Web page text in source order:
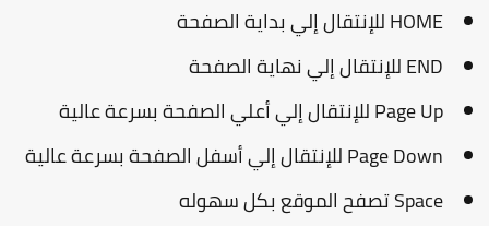
HOME للإنتقال إلي بداية الصفحة
END للإنتقال إلي نهاية الصفحة
Page Up للإنتقال إلي أعلي الصفحة بسرعة عالية
Page Down للإنتقال إلي أسفل الصفحة بسرعة عالية
Space تصفح الموقع بكل سهوله